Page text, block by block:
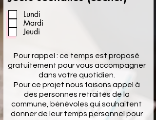
Lundi
Mardi
Jeudi
Pour rappel : ce temps est proposé
gratuitement pour vous accompagner
dans votre quotidien.
Pour ce projet nous faisons appel à
des personnes retraités de la
commune, bénévoles qui souhaitent
donner de leur temps personnel pour